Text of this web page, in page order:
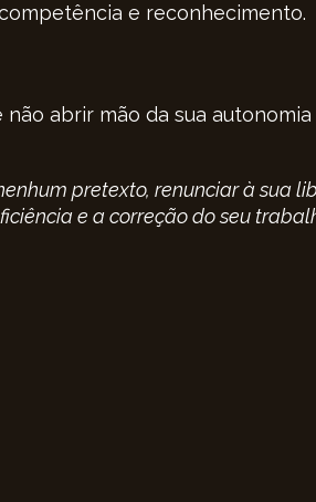
e reconhecimento.
abrir mão da sua
pretexto, renunciar à sua
e a correção do seu